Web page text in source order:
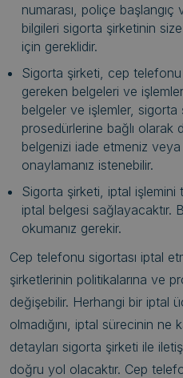
numarası, poliçe
bilgileri sigorta şirketinin
için gereklidir.
Sigorta şirketi, cep telefonu
gereken belgeleri ve
belgeler ve işlemler, sigorta
prosedürlerine bağlı olarak
belgenizi iade etmeniz veya
onaylamanız istenebilir.
Sigorta şirketi, iptal işlemini
iptal belgesi sağlayacaktır.
okumanız gerekir.
Cep telefonu sigortası iptal
şirketlerinin politikalarına ve
değişebilir. Herhangi bir iptal
olmadığını, iptal sürecinin
detayları sigorta şirketi ile
doğru yol olacaktır. Cep